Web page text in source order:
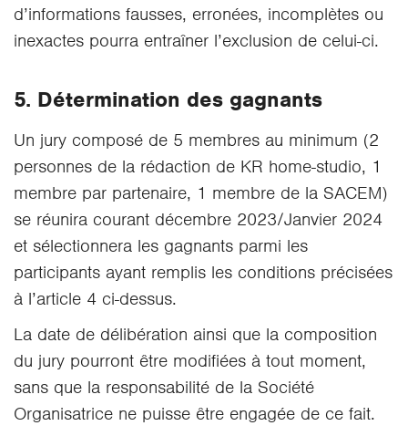
d’informations fausses, erronées, incomplètes ou
inexactes pourra entraîner l’exclusion de celui-ci.
5. Détermination des gagnants
Un jury composé de 5 membres au minimum (2
personnes de la rédaction de KR home-studio, 1
membre par partenaire, 1 membre de la SACEM)
se réunira courant décembre 2023/Janvier 2024
et sélectionnera les gagnants parmi les
participants ayant remplis les conditions précisées
à l’article 4 ci-dessus.
La date de délibération ainsi que la composition
du jury pourront être modifiées à tout moment,
sans que la responsabilité de la Société
Organisatrice ne puisse être engagée de ce fait.